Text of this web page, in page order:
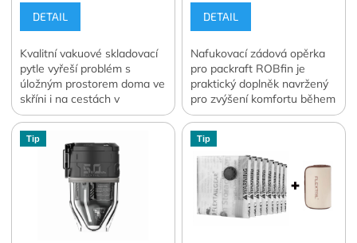
DETAIL
Kvalitní vakuové skladovací
pytle vyřeší problém s
úložným prostorem doma ve
skříni i na cestách v
zavazadle. Vakuování
dokáže zmenšit objem
skladovaného oblečení a
lůžkovin o 70 až 90 %.
Ochrání skladované věci
před prachem, vlhkostí, moly
nebo plísní ať už je
skladujete kdekoli. V balení
4 ks. vybrané velikosti.
DETAIL
Nafukovací zádová opěrka
pro packraft ROBfin je
praktický doplněk navržený
pro zvýšení komfortu během
pádlování.
Tip Tip